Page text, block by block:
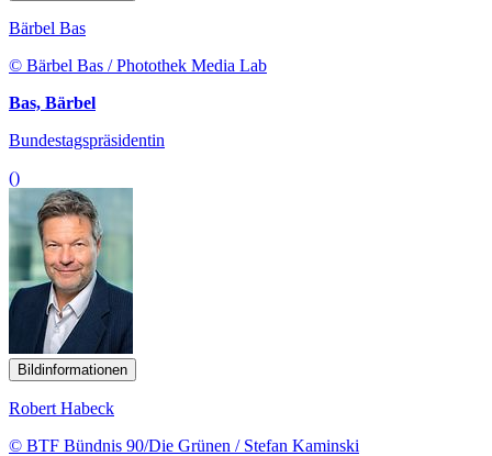
Bärbel Bas
© Bärbel Bas / Photothek Media Lab
Bas, Bärbel
Bundestagspräsidentin
()
Bildinformationen
Robert Habeck
© BTF Bündnis 90/Die Grünen / Stefan Kaminski